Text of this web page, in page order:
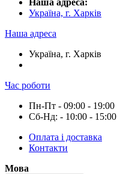
Наша адреса:
Україна, г. Харків
Наша адреса
Україна, г. Харків
Час роботи
Пн-Пт - 09:00 - 19:00
Сб-Нд: - 10:00 - 15:00
Оплата і доставка
Контакти
Мова